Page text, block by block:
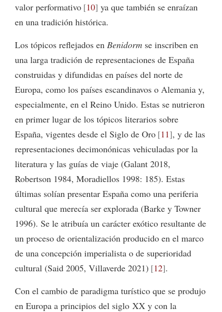
valor performativo 10 ya que también se enraízan
en una tradición histórica.
Los tópicos reflejados en Benidorm se inscriben en
una larga tradición de representaciones de España
construidas y difundidas en países del norte de
Europa, como los países escandinavos o Alemania y,
especialmente, en el Reino Unido. Estas se nutrieron
en primer lugar de los tópicos literarios sobre
España, vigentes desde el Siglo de Oro 11 , y de las
representaciones decimonónicas vehiculadas por la
literatura y las guías de viaje (Galant 2018,
Robertson 1984, Moradiellos 1998: 185). Estas
últimas solían presentar España como una periferia
cultural que merecía ser explorada (Barke y Towner
1996). Se le atribuía un carácter exótico resultante de
un proceso de orientalización producido en el marco
de una concepción imperialista o de superioridad
cultural (Said 2005, Villaverde 2021) 12 .
Con el cambio de paradigma turístico que se produjo
en Europa a principios del siglo XX y con la